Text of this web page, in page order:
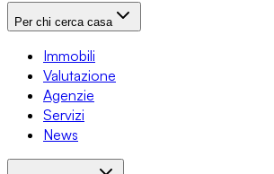
Per chi cerca casa
Immobili
Valutazione
Agenzie
Servizi
News